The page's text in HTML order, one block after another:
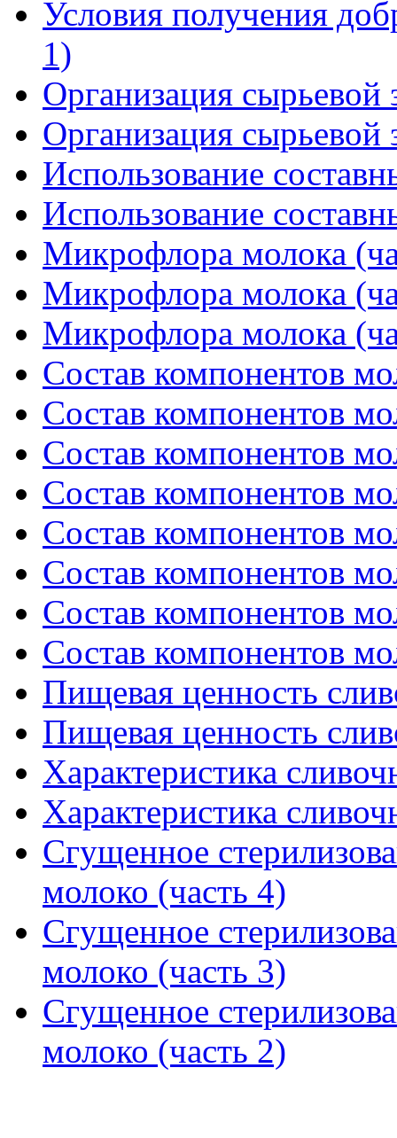
Условия получения
1)
Организация сырьевой
Организация сырьевой
Использование
Использование
Микрофлора молока
Микрофлора молока
Микрофлора молока
Состав компонентов
Состав компонентов
Состав компонентов
Состав компонентов
Состав компонентов
Состав компонентов
Состав компонентов
Состав компонентов
Пищевая ценность
Пищевая ценность
Характеристика
Характеристика
Сгущенное
молоко (часть 4)
Сгущенное
молоко (часть 3)
Сгущенное
молоко (часть 2)